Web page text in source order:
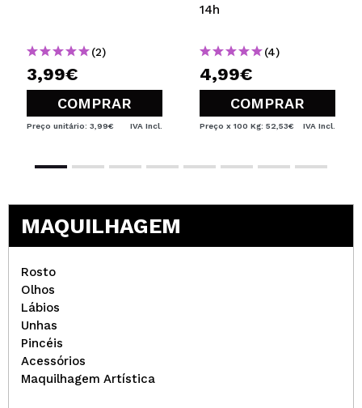
(2)
3,99€
COMPRAR
Preço unitário: 3,99€ IVA Incl.
14h
(4)
4,99€
COMPRAR
Preço x 100 Kg: 52,53€ IVA Incl.
MAQUILHAGEM
Rosto
Olhos
Lábios
Unhas
Pincéis
Acessórios
Maquilhagem Artística